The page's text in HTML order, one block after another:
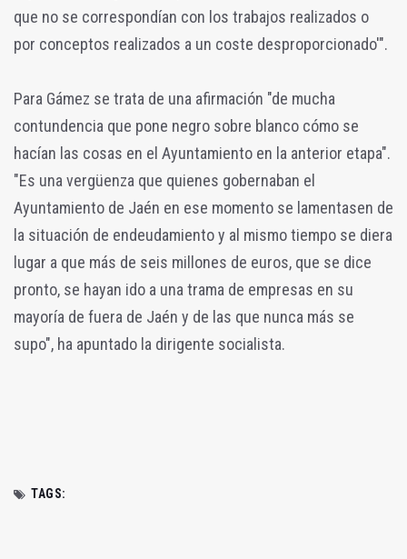
que no se correspondían con los trabajos realizados o
por conceptos realizados a un coste desproporcionado'".
Para Gámez se trata de una afirmación "de mucha
contundencia que pone negro sobre blanco cómo se
hacían las cosas en el Ayuntamiento en la anterior etapa".
"Es una vergüenza que quienes gobernaban el
Ayuntamiento de Jaén en ese momento se lamentasen de
la situación de endeudamiento y al mismo tiempo se diera
lugar a que más de seis millones de euros, que se dice
pronto, se hayan ido a una trama de empresas en su
mayoría de fuera de Jaén y de las que nunca más se
supo", ha apuntado la dirigente socialista.
TAGS: